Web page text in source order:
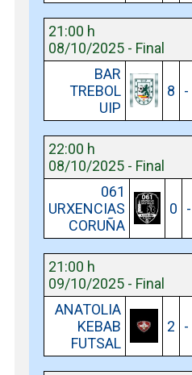
21:00 h
08/10/2025 - Final
BAR
TREBOL
UIP
8 -
22:00 h
08/10/2025 - Final
061
URXENCIAS
CORUÑA
0 -
21:00 h
09/10/2025 - Final
ANATOLIA
KEBAB
FUTSAL
2 -